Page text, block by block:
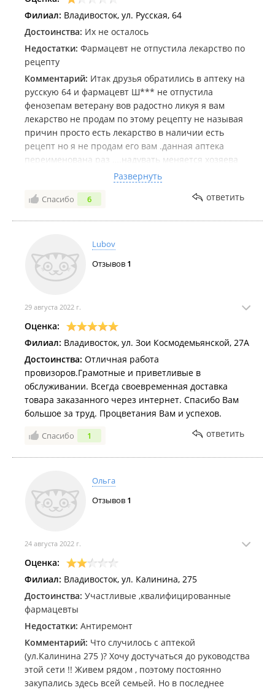
Филиал: Владивосток, ул. Русская, 64
Достоинства: Их не осталось
Недостатки: Фармацевт не отпустила лекарство по
рецепту
Комментарий: Итак друзья обратились в аптеку на
русскую 64 и фармацевт Ш*** не отпустила
фенозепам ветерану вов радостно ликуя я вам
лекарство не продам по этому рецепту не называя
причин просто есть лекарство в наличии есть
рецепт но я не продам его вам .данная аптека
переименована раз ….надувать меняется хозяева
но беспорядки остаются о чем подтвердился
поступок Ш*** .некрасивая ситуация.по всей
видимости лекарства уходят по прямому
данной аптеке найти просто не смогли
.прокуратура края вам следовало бы навестить эту
аптеку и проверить лицензию на отпуск данного
рода препаратов
Развернуть
Спасибо 6 ответить
Lubov
Отзывов 1
29 августа 2022 г.
Оценка:
Филиал: Владивосток, ул. Зои Космодемьянской, 27А
Достоинства: Отличная работа
провизоров.Грамотные и приветливые в
обслуживании. Всегда своевременная доставка
товара заказанного через интернет. Спасибо Вам
большое за труд. Процветания Вам и успехов.
Спасибо 1 ответить
Ольга
Отзывов 1
24 августа 2022 г.
Оценка:
Филиал: Владивосток, ул. Калинина, 275
Достоинства: Участливые ,квалифицированные
фармацевты
Недостатки: Антиремонт
Комментарий: Что случилось с аптекой
(ул.Калинина 275 )? Хочу достучаться до руководства
этой сети !! Живем рядом , поэтому постоянно
закупались здесь всей семьей. Но в последнее